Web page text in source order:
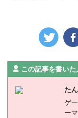
この記事を書いた
た
ゲ
ー